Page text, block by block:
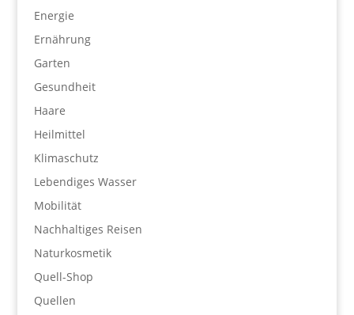
Energie
Ernährung
Garten
Gesundheit
Haare
Heilmittel
Klimaschutz
Lebendiges Wasser
Mobilität
Nachhaltiges Reisen
Naturkosmetik
Quell-Shop
Quellen